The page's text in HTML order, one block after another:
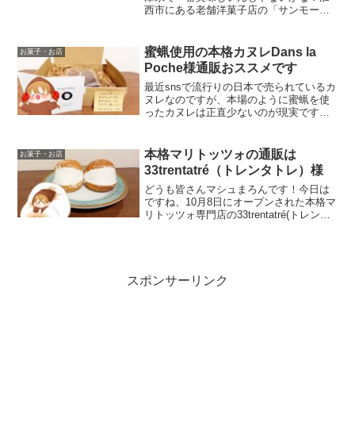
西市にある老舗洋菓子店の「サンモーリ
されています。オーナーは大谷眞一シェ
フです。古民家となっ...
お菓子・お店
蜜蝋使用の本格カヌレDans la
Poche様通販おススメです
最近snsで流行りの日本で売られているカ
ヌレなのですが、本場のように蜜蝋を使
ったカヌレは正直少ないのが現実です。
ていただきます。
お菓子・お店
本格マリトッツォの通販は
33trentatré（トレンタトレ）様
どうも皆さんマシュまろんです！今日は
ですね、10月8日にオープンされた本格マ
リトッツォ専門店の33trentatré(トレンタ
スポンサーリンク